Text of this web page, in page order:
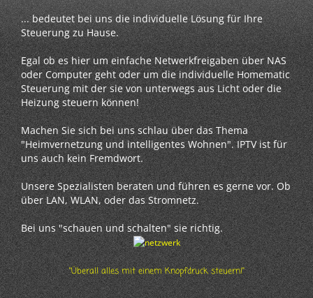
... bedeutet bei uns die individuelle Lösung für Ihre
Steuerung zu Hause.
Egal ob es hier um einfache Netwerkfreigaben über NAS
oder Computer geht oder um die individuelle Homematic
Steuerung mit der sie von unterwegs aus Licht oder die
Heizung steuern können!
Machen Sie sich bei uns schlau über das Thema
"Heimvernetzung und intelligentes Wohnen". IPTV ist für
uns auch kein Fremdwort.
Unsere Spezialisten beraten und führen es gerne vor. Ob
über LAN, WLAN, oder das Stromnetz.
Bei uns "schauen und schalten" sie richtig.
"Überall alles mit einem Knopfdruck steuern!"